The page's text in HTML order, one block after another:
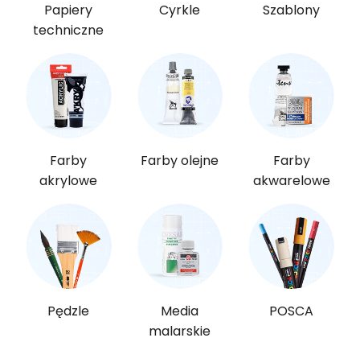
Papiery
techniczne
Cyrkle Szablony
Farby
akrylowe
Farby olejne
Farby
akwarelowe
Pędzle
Media
malarskie
POSCA